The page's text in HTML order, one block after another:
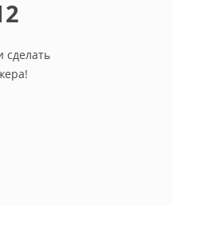
сделать